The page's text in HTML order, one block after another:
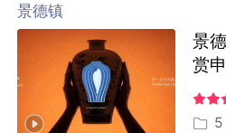
景德镇
景
赏
5